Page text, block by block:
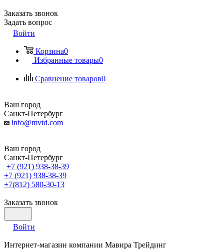
Заказать звонок
Задать вопрос
Войти
Корзина0
Избранные товары0
Сравнение товаров0
Ваш город
Санкт-Петербург
info@mvtd.com
Ваш город
Санкт-Петербург
+7 (921) 938-38-39
+7 (921) 938-38-39
+7(812) 580-30-13
Заказать звонок
Войти
Интернет-магазин компании Мавира Трейдинг